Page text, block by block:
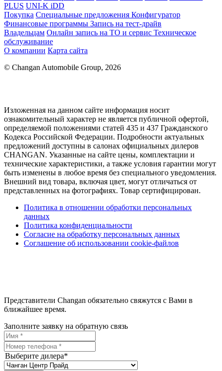
PLUS UNI-K iDD
Покупка Специальные предложения Конфигуратор
Финансовые программы Запись на тест-драйв
Владельцам Онлайн запись на ТО и сервис Техническое
обслуживание
О компании Карта сайта
© Changan Automobile Group, 2026
Изложенная на данном сайте информация носит
ознакомительный характер не является публичной офертой,
определяемой положениями статей 435 и 437 Гражданского
Кодекса Российской Федерации. Подробности актуальных
предложений доступны в салонах официальных дилеров
CHANGAN. Указанные на сайте цены, комплектации и
технические характеристики, а также условия гарантии могут
быть изменены в любое время без специального уведомления.
Внешний вид товара, включая цвет, могут отличаться от
представленных на фотографиях. Товар сертифицирован.
Политика в отношении обработки персональных
данных
Политика конфиденциальности
Согласие на обработку персональных данных
Соглашение об использовании cookie-файлов
Представители Changan обязательно свяжутся с Вами в
ближайшее время.
Заполните заявку на обратную связь
Выберите дилера*